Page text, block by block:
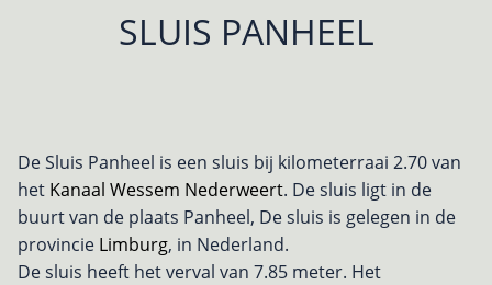
SLUIS PANHEEL
De Sluis Panheel is een sluis bij kilometerraai 2.70 van
het Kanaal Wessem Nederweert. De sluis ligt in de
buurt van de plaats Panheel, De sluis is gelegen in de
provincie Limburg, in Nederland.
De sluis heeft het verval van 7.85 meter. Het